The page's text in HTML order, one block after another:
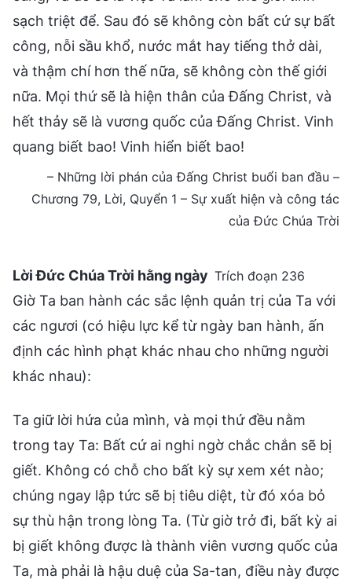
sạch triệt để. Sau đó sẽ không còn bất cứ sự bất
công, nỗi sầu khổ, nước mắt hay tiếng thở dài,
và thậm chí hơn thế nữa, sẽ không còn thế giới
nữa. Mọi thứ sẽ là hiện thân của Đấng Christ, và
hết thảy sẽ là vương quốc của Đấng Christ. Vinh
quang biết bao! Vinh hiển biết bao!
– Những lời phán của Đấng Christ buổi ban đầu –
Chương 79, Lời, Quyển 1 – Sự xuất hiện và công tác
của Đức Chúa Trời
Lời Đức Chúa Trời hằng ngày Trích đoạn 236
Giờ Ta ban hành các sắc lệnh quản trị của Ta với
các ngươi (có hiệu lực kể từ ngày ban hành, ấn
định các hình phạt khác nhau cho những người
khác nhau):
Ta giữ lời hứa của mình, và mọi thứ đều nằm
trong tay Ta: Bất cứ ai nghi ngờ chắc chắn sẽ bị
giết. Không có chỗ cho bất kỳ sự xem xét nào;
chúng ngay lập tức sẽ bị tiêu diệt, từ đó xóa bỏ
sự thù hận trong lòng Ta. (Từ giờ trở đi, bất kỳ ai
bị giết không được là thành viên vương quốc của
Ta, mà phải là hậu duệ của Sa-tan, điều này được